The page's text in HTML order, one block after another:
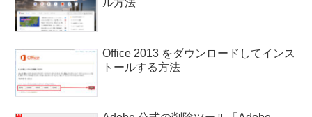
ル方法
Office 2013 をダウンロードしてインス
トールする方法